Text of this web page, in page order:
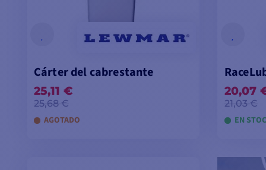
Cárter del cabrestante
25,11 €
25,68 €
AGOTADO
20,07
21,03 €
EN